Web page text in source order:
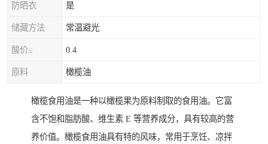
防晒衣 是
储藏方法 常温避光
酸价≤ 0.4
原料 橄榄油
橄榄食用油是一种以橄榄果为原料制取的食用油。它富
含不饱和脂肪酸、维生素 E 等营养成分，具有较高的营
养价值。橄榄食用油具有特的风味，常用于烹饪、凉拌